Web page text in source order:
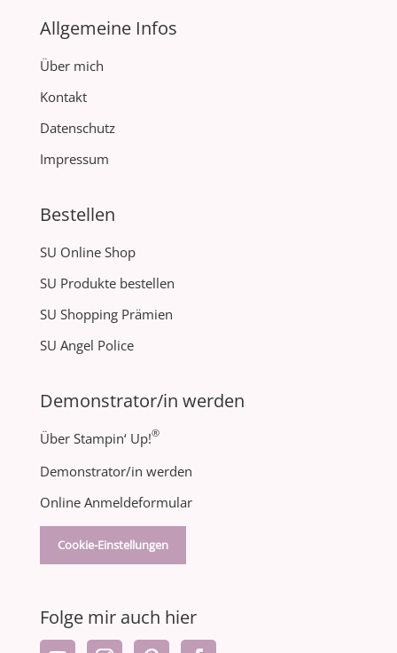
Allgemeine Infos
Über mich
Kontakt
Datenschutz
Impressum
Bestellen
SU Online Shop
SU Produkte bestellen
SU Shopping Prämien
SU Angel Police
Demonstrator/in werden
Über Stampin‘ Up!®
Demonstrator/in werden
Online Anmeldeformular
Cookie-Einstellungen
Folge mir auch hier